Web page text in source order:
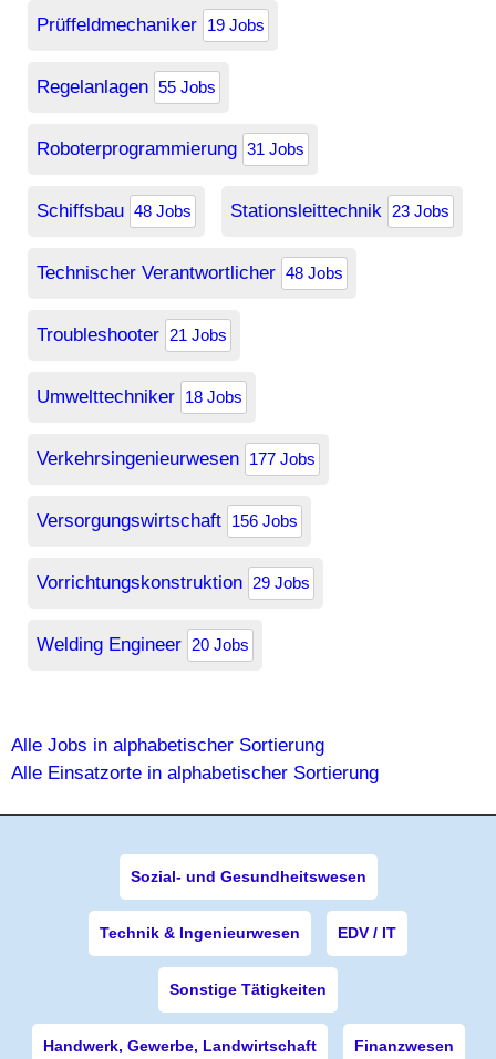
Prüffeldmechaniker 19 Jobs
Regelanlagen 55 Jobs
Roboterprogrammierung 31 Jobs
Schiffsbau 48 Jobs Stationsleittechnik 23 Jobs
Technischer Verantwortlicher 48 Jobs
Troubleshooter 21 Jobs
Umwelttechniker 18 Jobs
Verkehrsingenieurwesen 177 Jobs
Versorgungswirtschaft 156 Jobs
Vorrichtungskonstruktion 29 Jobs
Welding Engineer 20 Jobs
Alle Jobs in alphabetischer Sortierung
Alle Einsatzorte in alphabetischer Sortierung
Sozial- und Gesundheitswesen
Technik & Ingenieurwesen EDV / IT
Sonstige Tätigkeiten
Handwerk, Gewerbe, Landwirtschaft Finanzwesen